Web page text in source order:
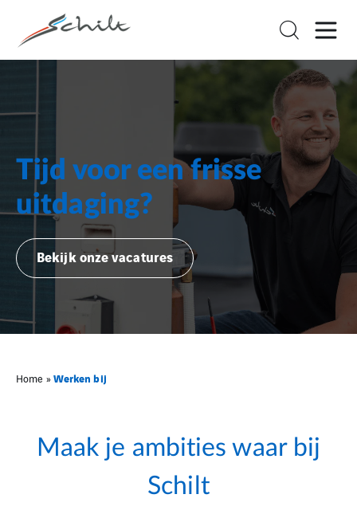
Tijd voor een frisse
uitdaging?
Bekijk onze vacatures
Home »Werken bij
Maak je ambities waar bij
Schilt